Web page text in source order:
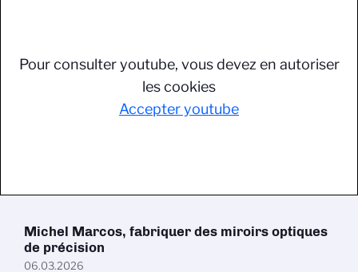
Pour consulter youtube, vous devez en autoriser
les cookies
Accepter youtube
Michel Marcos, fabriquer des miroirs optiques
de précision
06.03.2026